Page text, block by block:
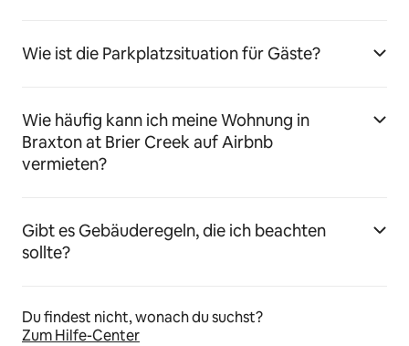
Wie ist die Parkplatzsituation für Gäste?
Wie häufig kann ich meine Wohnung in
Braxton at Brier Creek auf Airbnb
vermieten?
Gibt es Gebäuderegeln, die ich beachten
sollte?
Du findest nicht, wonach du suchst?
Zum Hilfe-Center